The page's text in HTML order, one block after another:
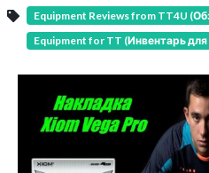
Equipment Reviews from TT4U
Equipment for TT (Инвентарь для